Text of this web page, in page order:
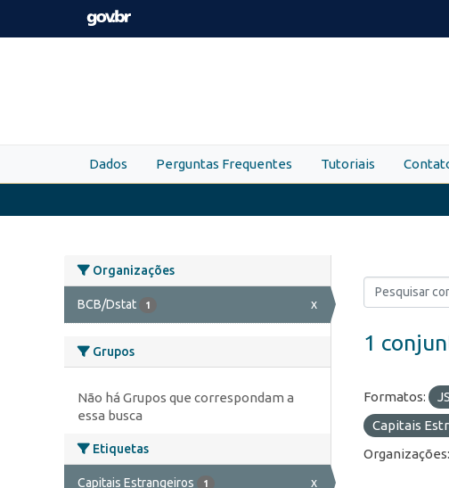
Skip to main content
Dados Perguntas Frequentes Tutoriais
Organizações
BCB/Dstat 1 x
Grupos
Não há Grupos que correspondam a
essa busca
Etiquetas
Capitais Estrangeiros 1 x
1
Formatos:
Capitais
Organizações: